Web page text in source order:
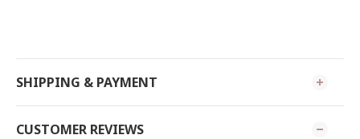
SHIPPING & PAYMENT
CUSTOMER REVIEWS